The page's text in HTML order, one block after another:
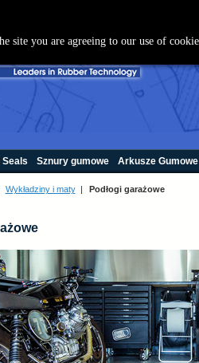
Seals Sznury gumowe Arkusze Gumowe
Wykładziny i maty| Podłogi garażowe
site you are agreeing to our use of